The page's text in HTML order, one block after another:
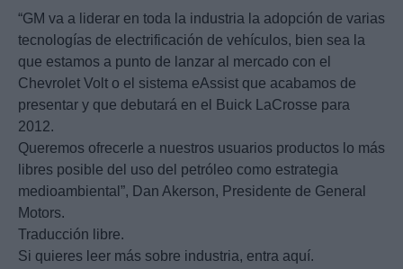
“GM va a liderar en toda la industria la adopción de varias
tecnologías de electrificación de vehículos, bien sea la
que estamos a punto de lanzar al mercado con el
Chevrolet Volt o el sistema eAssist que acabamos de
presentar y que debutará en el Buick LaCrosse para
2012.
Queremos ofrecerle a nuestros usuarios productos lo más
libres posible del uso del petróleo como estrategia
medioambiental”, Dan Akerson, Presidente de General
Motors.
Traducción libre.
Si quieres leer más sobre industria, entra aquí.